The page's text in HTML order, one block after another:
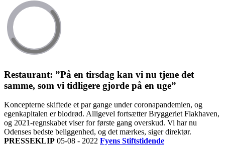
Restaurant: ”På en tirsdag kan vi nu tjene det
samme, som vi tidligere gjorde på en uge”
Koncepterne skiftede et par gange under coronapandemien, og
egenkapitalen er blodrød. Alligevel fortsætter Bryggeriet Flakhaven,
og 2021-regnskabet viser for første gang overskud. Vi har nu
Odenses bedste beliggenhed, og det mærkes, siger direktør.
PRESSEKLIP 05-08 - 2022 Fyens Stiftstidende